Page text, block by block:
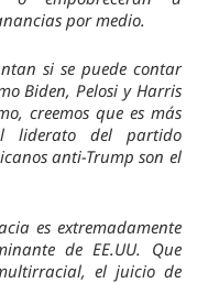
por medio.
si se puede contar
Biden, Pelosi y Harris
creemos que es más
liderato del partido
anti-Trump son el
es extremadamente
de EE.UU. Que
el juicio de